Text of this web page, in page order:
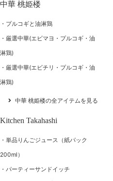
中華 桃姫楼
プルコギと油淋鶏
厳選中華(エビマヨ・プルコギ・油
淋鶏)
厳選中華(エビチリ・プルコギ・油
淋鶏)
中華 桃姫楼の全アイテムを見る
Kitchen Takahashi
単品りんごジュース（紙パック
200ml）
パーティーサンドイッチ